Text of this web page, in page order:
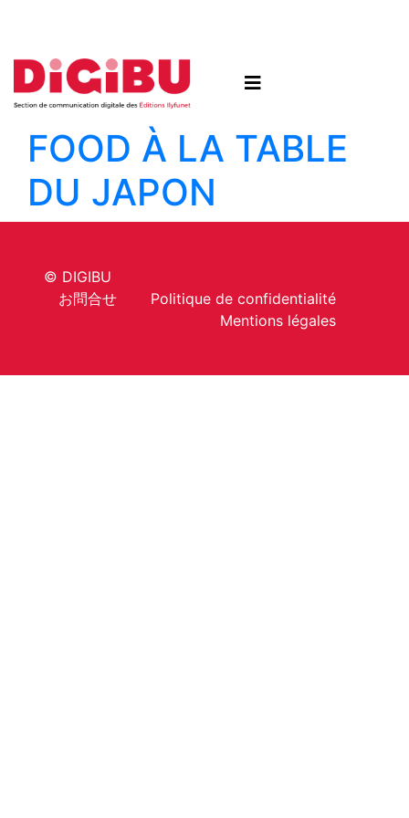
FOOD À LA TABLE
DU JAPON
© DIGIBU
お問合せ
Politique de confidentialité
Mentions légales